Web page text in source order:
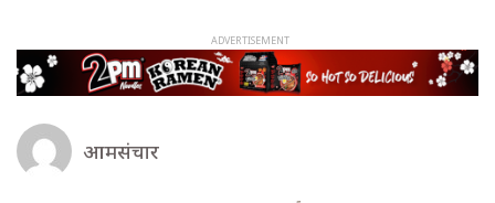
आमसंचार